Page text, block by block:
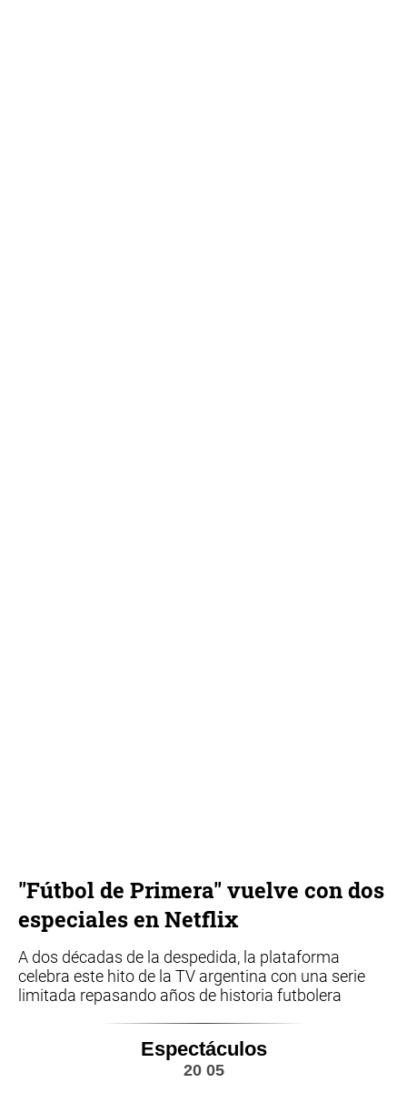
"Fútbol de Primera" vuelve con dos
especiales en Netflix
A dos décadas de la despedida, la plataforma
celebra este hito de la TV argentina con una serie
limitada repasando años de historia futbolera
Espectáculos
20 05